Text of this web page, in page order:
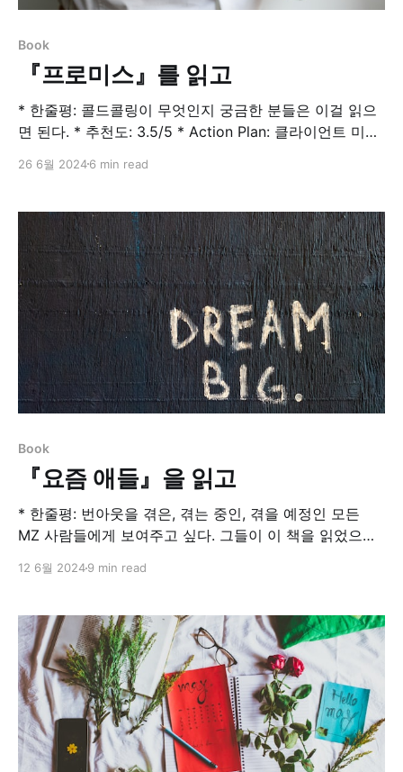
Book
『프로미스』를 읽고
* 한줄평: 콜드콜링이 무엇인지 궁금한 분들은 이걸 읽으
면 된다. * 추천도: 3.5/5 * Action Plan: 클라이언트 미팅
상으로 영업활동을 전개하는 중소·중견 기업의 영업 사원
담당자와의 원활한 접촉 즉, 미팅 약속을 이끌어내는 전략
과 기술들을 익히게 해주는…더로드박주민 지음 돈을
26 6월 20246 min read
Book
『요즘 애들』을 읽고
* 한줄평: 번아웃을 겪은, 겪는 중인, 겪을 예정인 모든
MZ 사람들에게 보여주고 싶다. 그들이 이 책을 읽었으면
에 대해 더 공부해봐야겠다. 요즘 애들부모처럼 살기 싫지
생은 망했다’면서도 탈진 직전까지 일에 몰두하고, 필패하
도록 설계된 체제에서 ‘졌지만 잘
12 6월 20249 min read